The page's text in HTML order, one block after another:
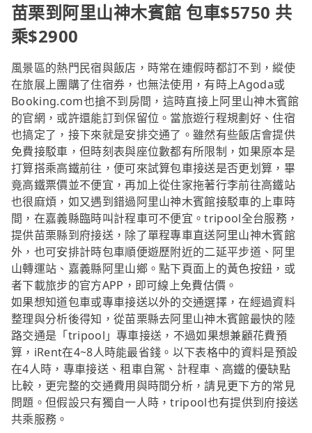
苗栗到阿里山神木賓館 包車$5750 共
乘$2900
風景區的熱門民宿與飯店，時常在連假時都訂不到，縱使
在旅展上團購了住宿券，也無法使用，有時上Agoda或
Booking.com也搶不到房間，這時直接上阿里山神木賓館
的官網，或許還能訂到保留位。當旅遊行程規劃好、住宿
也搞定了，接下來就是安排交通了。雖然有些飯店會提供
免費接駁車，但時刻表與座位數都有所限制，如果原本是
打算搭乘高鐵前往，便可來試算包車接送是否更划算，畢
竟高鐵票價並不便宜，再加上從住家拖著行李前往高鐵站
也很麻煩，如又遇到錯過阿里山神木賓館接駁車的上車時
間，在嘉義縣臨時叫計程車可不便宜。tripool全台服務，
提供苗栗縣到府接送，除了單程專車直送阿里山神木賓館
外，也可安排計時包車順便遊歷附近的二延平步道、阿里
山轉運站、嘉義縣阿里山鄉。點下頁面上的黃色按鈕，或
者下載旅步的官方APP，即可線上免費估價。
如果想知道包車或專車接送以外的交通選擇，在經過資料
整理與分析後得知，從苗栗縣去阿里山神木賓館最快的陸
路交通是「tripool」專車接送，不過如果想兼顧花費預
算，iRent在4~8人時能最省錢。以下表格中的資料是預設
在4人時，專車接送、租車自駕、計程車、高鐵的優缺點
比較，更完整的交通費用與時間分析，請見更下方的常見
問題。但假設只有獨自一人時，tripool也有提供到府接送
共乘服務。